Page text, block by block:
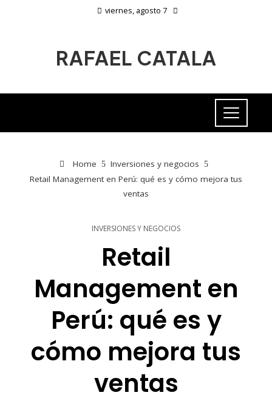
viernes, agosto 7
RAFAEL CATALA
Home
Inversiones y negocios
Retail Management en Perú: qué es y cómo mejora tus
ventas
INVERSIONES Y NEGOCIOS
Retail
Management en
Perú: qué es y
cómo mejora tus
ventas